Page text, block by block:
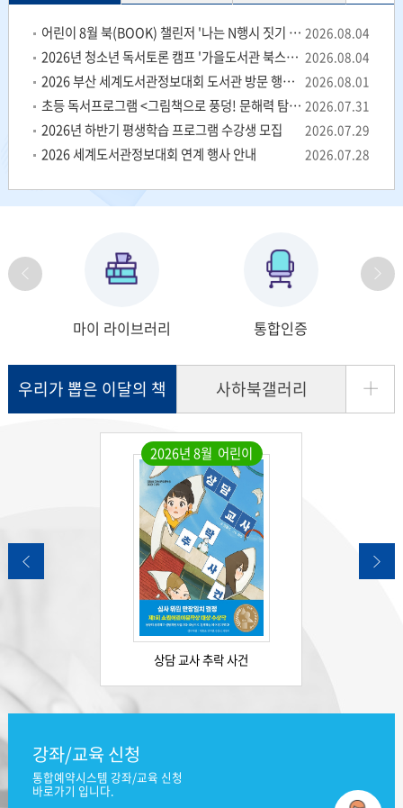
어린이 8월 북(BOOK) 챌린저 '나는 N행시 짓기 장인' 2026.08.04
2026년 청소년 독서토론 캠프 '가을도서관 북스테이' 신청 안내 2026.08.04
2026 부산 세계도서관정보대회 도서관 방문 행사(8.13.)운영으로 인한 소음 발생 안내 2026.08.01
초등 독서프로그램 <그림책으로 풍덩! 문해력 탐험대> 신청 안내 2026.07.31
2026년 하반기 평생학습 프로그램 수강생 모집 2026.07.29
2026 세계도서관정보대회 연계 행사 안내 2026.07.28
Previous
마이 라이브러리 통합인증
Next
우리가 뽑은 이달의 책
Previous
2026년 8월 어린이
상담 교사 추락 사건
Next
기
사하북갤러리
강좌/교육 신청
통합예약시스템 강좌/교육 신청
바로가기 입니다.